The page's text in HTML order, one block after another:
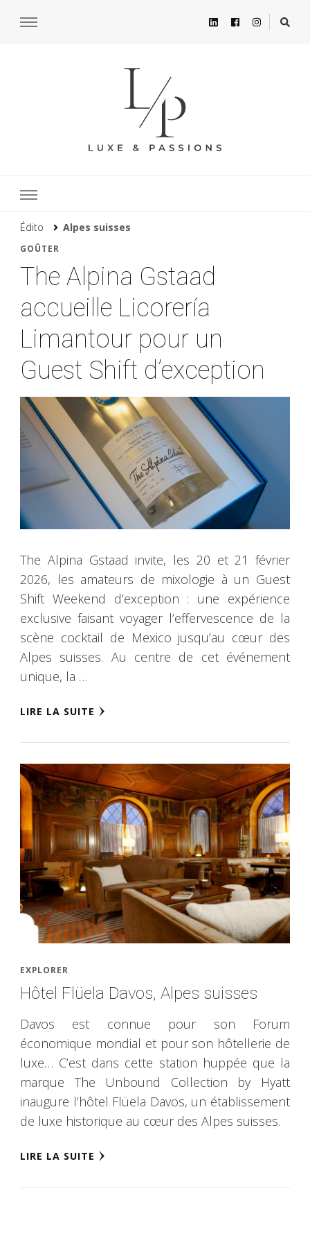
Édito Alpes suisses
GOÛTER
The Alpina Gstaad
accueille Licorería
Limantour pour un
Guest Shift d’exception
The Alpina Gstaad invite, les 20 et 21 février
2026, les amateurs de mixologie à un Guest
Shift Weekend d’exception : une expérience
exclusive faisant voyager l’effervescence de la
scène cocktail de Mexico jusqu’au cœur des
Alpes suisses. Au centre de cet événement
unique, la …
LIRE LA SUITE
EXPLORER
Hôtel Flüela Davos, Alpes suisses
Davos est connue pour son Forum
économique mondial et pour son hôtellerie de
luxe… C’est dans cette station huppée que la
marque The Unbound Collection by Hyatt
inaugure l’hôtel Flüela Davos, un établissement
de luxe historique au cœur des Alpes suisses.
LIRE LA SUITE